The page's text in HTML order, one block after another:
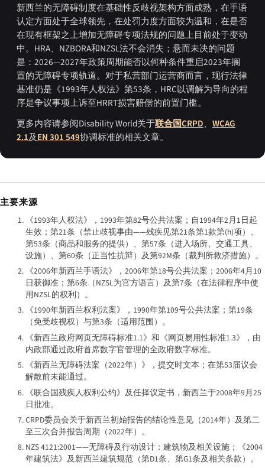
新西兰的无障碍制度在基础性反歧视架构方面成熟，在手语
认定方面处于全球领先，在处罚力度方面较为温和，在是否
在现有框架之上增加无障碍专项法规的问题上目前处于变动
中。HRA、NZBORA和NZSL法不会消失；悬而未决的问题
是：2026—2027年政策周期能否以何种条件重启2023年搁
置的无障碍专项轨道。对于私营部门运营商而言，现行法律
基准仍是《1993年人权法》第53条，HRC以调解为导向的程
序是争议事项上诉至HRRT损害赔偿的前置门槛。
更多内容请参阅Disability World关于联合国CRPD、 WCAG
2.1及EN 301 549协调标准的相关文章。
主要来源
《1993年人权法》，1993年第82号公共法案；自1994年2月1日起
生效；第21条（禁止歧视事由——残疾见第21条第1款第(h)项）、
第53条（商品和服务的提供）、第57条（进入场所、交通工具、
设施）、第60条（正当性抗辩）及第92M条（裁判所救济措施）。
《2006年新西兰手语法》，2006年第18号公共法案；2006年4月10
日获御准；第6条（NZSL为官方语言）及第7条（在法律程序中使
用NZSL的权利）。
《1990年新西兰权利法案》，1990年第109号公共法案；第19条
（免受歧视权）与第3条（适用范围）。
《新西兰政府网页无障碍标准1.1》和《网页易用性标准1.3》，由
内政部通过政府首席数字官管理的全政府数字标准。
《新西兰无障碍法案（2022年）》，提交时文本；在第53届议会
解散前未能通过。
《联合国残疾人权利公约》及任择议定书，新西兰于2008年9月25
日批准。
CRPD委员会关于新西兰初始报告的结论性意见（2014年）及第二
至三次合并报告周期（2022年）。
NZS 4121:2001——无障碍及行动设计：建筑物及相关设施；《2004
年建筑法》及新西兰建筑规范（第D1条、第G1条及相关条款）。